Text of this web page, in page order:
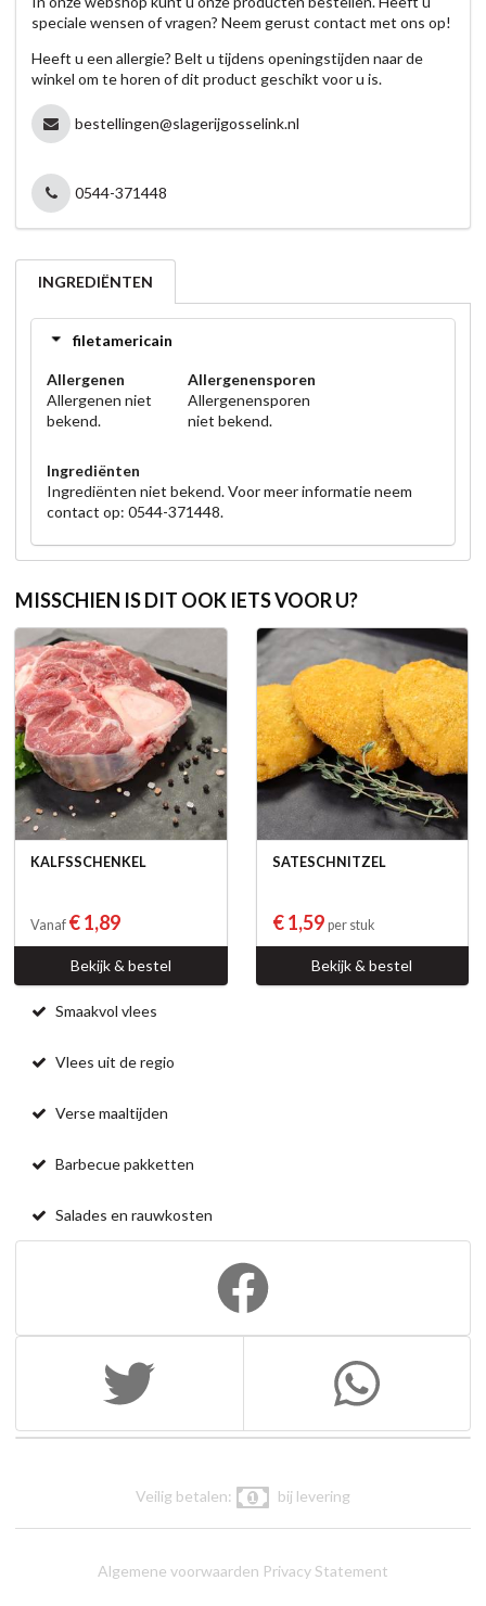
speciale wensen of vragen? Neem gerust contact met ons op!
Heeft u een allergie? Belt u tijdens openingstijden naar de
winkel om te horen of dit product geschikt voor u is.
bestellingen@slagerijgosselink.nl
0544-371448
INGREDIËNTEN
filetamericain
Allergenen
Allergenen niet
bekend.
Allergenensporen
Allergenensporen
niet bekend.
Ingrediënten
Ingrediënten niet bekend. Voor meer informatie neem
contact op: 0544-371448.
MISSCHIEN IS DIT OOK IETS VOOR U?
KALFSSCHENKEL
Vanaf € 1,89
Bekijk & bestel
SATESCHNITZEL
€ 1,59 per stuk
Bekijk & bestel
Smaakvol vlees
Vlees uit de regio
Verse maaltijden
Barbecue pakketten
Salades en rauwkosten
Veilig betalen: bij levering
Algemene voorwaarden Privacy Statement